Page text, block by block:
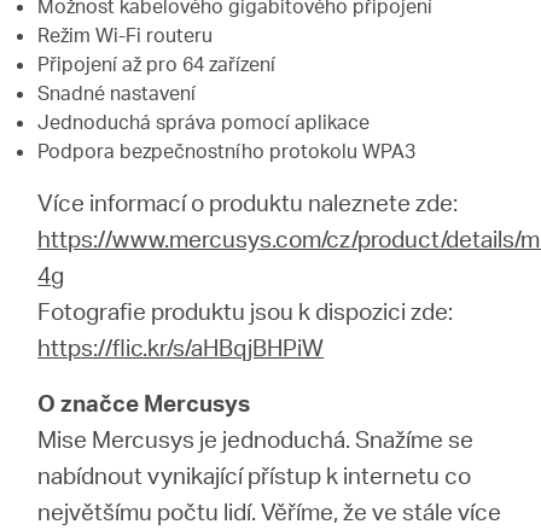
Možnost kabelového gigabitového připojení
Režim Wi-Fi routeru
Připojení až pro 64 zařízení
Snadné nastavení
Jednoduchá správa pomocí aplikace
Podpora bezpečnostního protokolu WPA3
Více informací o produktu naleznete zde:
https://www.mercusys.com/cz/product/details/
4g
Fotografie produktu jsou k dispozici zde:
https://flic.kr/s/aHBqjBHPiW
O značce Mercusys
Mise Mercusys je jednoduchá. Snažíme se
nabídnout vynikající přístup k internetu co
největšímu počtu lidí. Věříme, že ve stále více